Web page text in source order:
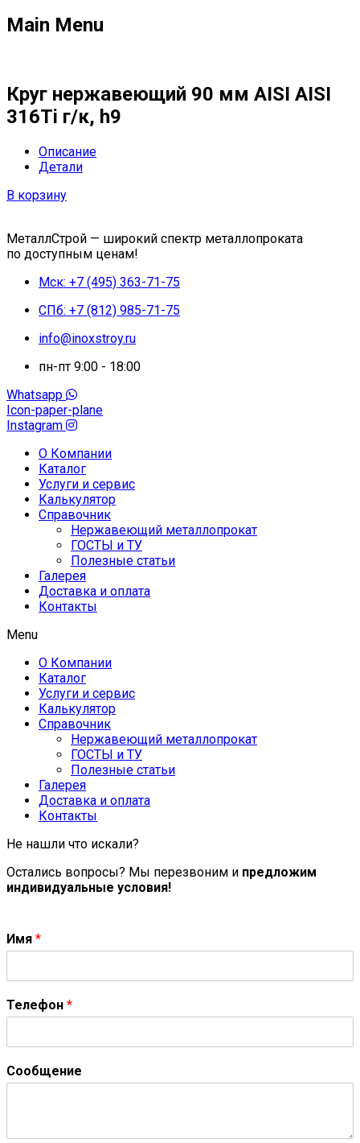
Main Menu
Круг нержавеющий 90 мм AISI AISI
316Ti г/к, h9
Описание
Детали
В корзину
МеталлСтрой — широкий спектр металлопроката
по доступным ценам!
Мск: +7 (495) 363-71-75
СПб: +7 (812) 985-71-75
info@inoxstroy.ru
пн-пт 9:00 - 18:00
Whatsapp
Icon-paper-plane
Instagram
О Компании
Каталог
Услуги и сервис
Калькулятор
Справочник
Нержавеющий металлопрокат
ГОСТЫ и ТУ
Полезные статьи
Галерея
Доставка и оплата
Контакты
Menu
О Компании
Каталог
Услуги и сервис
Калькулятор
Справочник
Нержавеющий металлопрокат
ГОСТЫ и ТУ
Полезные статьи
Галерея
Доставка и оплата
Контакты
Не нашли что искали?
Остались вопросы? Мы перезвоним и предложим
индивидуальные условия!
Имя *
Телефон *
Сообщение